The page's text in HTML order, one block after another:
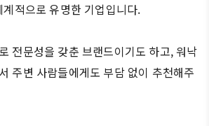
적으로 유명한 기업입니다.
전문성을 갖춘 브랜드이기도 하고, 워낙
주변 사람들에게도 부담 없이 추천해주